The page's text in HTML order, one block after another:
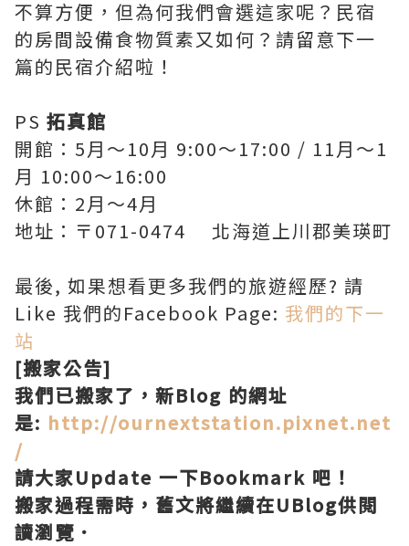
不算方便，但為何我們會選這家呢？民宿
的房間設備食物質素又如何？請留意下一
篇的民宿介紹啦！
PS 拓真館
開館：5月～10月 9:00～17:00 / 11月～1
月 10:00～16:00
休館：2月～4月
地址：〒071-0474 北海道上川郡美瑛町
最後, 如果想看更多我們的旅遊經歷? 請
Like 我們的Facebook Page: 我們的下一
站
[搬家公告]
我們已搬家了，新Blog 的網址
是: http://ournextstation.pixnet.net
/
請大家Update 一下Bookmark 吧！
搬家過程需時，舊文將繼續在UBlog供閱
讀瀏覽．